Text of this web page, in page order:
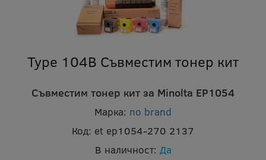
Type 104B Съвместим тонер кит
Съвместим тонер кит за Minolta EP1054
Марка: no brand
Код: et ep1054-270 2137
В наличност: Да